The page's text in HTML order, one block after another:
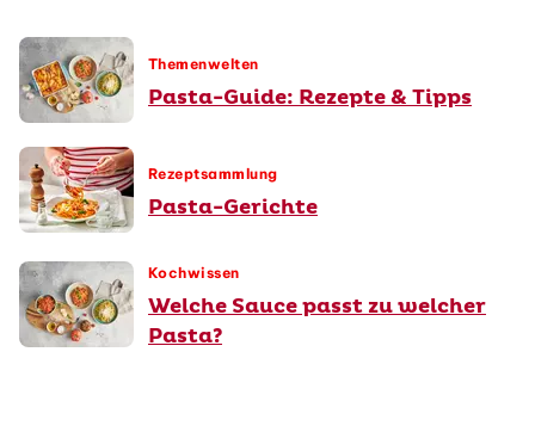
Themenwelten
Pasta-Guide: Rezepte & Tipps
Rezeptsammlung
Pasta-Gerichte
Kochwissen
Welche Sauce passt zu welcher
Pasta?